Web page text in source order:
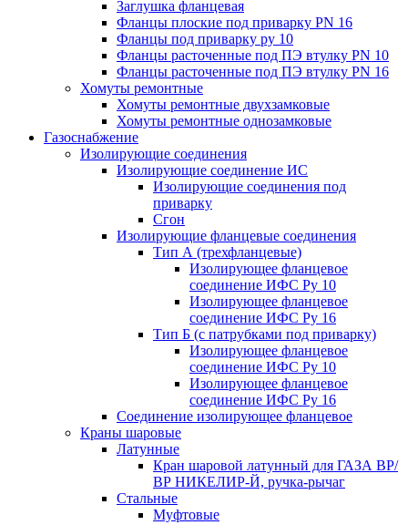
Заглушка фланцевая
Фланцы плоские под приварку PN 16
Фланцы под приварку ру 10
Фланцы расточенные под ПЭ втулку PN 10
Фланцы расточенные под ПЭ втулку PN 16
Хомуты ремонтные
Хомуты ремонтные двухзамковые
Хомуты ремонтные однозамковые
Газоснабжение
Изолирующие соединения
Изолирующие соединение ИС
Изолирующие соединения под
приварку
Сгон
Изолирующие фланцевые соединения
Тип А (трехфланцевые)
Изолирующее фланцевое
соединение ИФС Ру 10
Изолирующее фланцевое
соединение ИФС Ру 16
Тип Б (с патрубками под приварку)
Изолирующее фланцевое
соединение ИФС Ру 10
Изолирующее фланцевое
соединение ИФС Ру 16
Соединение изолирующее фланцевое
Краны шаровые
Латунные
Кран шаровой латунный для ГАЗА ВР/
ВР НИКЕЛИР-Й, ручка-рычаг
Стальные
Муфтовые